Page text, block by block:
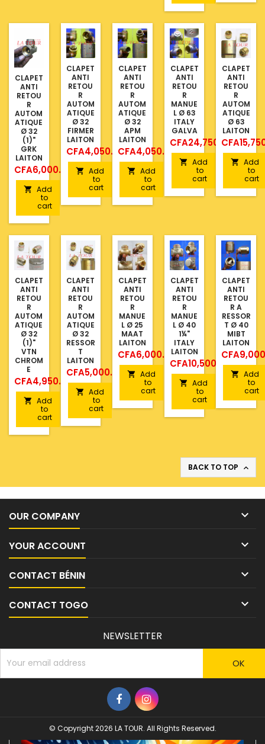
CLAPET
ANTI
RETOU
R
AUTOM
ATIQUE
Ø 32
(1)"
GRK
LAITON
Price
CFA6,000.00
 Add
to
cart
CLAPET
ANTI
RETOU
R
AUTOM
ATIQUE
Ø 32
FIRMER
LAITON
Price
CFA4,050.00
 Add
to
cart
CLAPET
ANTI
RETOU
R
AUTOM
ATIQUE
Ø 32
APM
LAITON
Price
CFA4,050.00

Add
to
cart
CLAPET
ANTI
RETOU
R
MANUE
L Ø 63
ITALY
GALVA
Price
CFA24,750.00
 Add
to
cart
CLAPET
ANTI
RETOU
R
AUTOM
ATIQUE
Ø 63
LAITON
Price

Add
to
cart
CLAPET
ANTI
RETOU
R
AUTOM
ATIQUE
Ø 32
(1)"
VTN
CHROM
E
Price
CFA4,950.00
 Add
to
cart
CLAPET
ANTI
RETOU
R
AUTOM
ATIQUE
Ø 32
RESSOR
T
LAITON
Price
CFA5,000.00
 Add
to
cart
CLAPET
ANTI
RETOU
R
MANUE
L Ø 25
MAAT
LAITON
Price
CFA6,000.00

Add
to
cart
CLAPET
ANTI
RETOU
R
MANUE
L Ø 40
1¼"
ITALY
LAITON
Price
CFA10,500.00
 Add
to
cart
CLAPET
ANTI
RETOU
R A
RESSOR
T Ø 40
MIBT
LAITON
Price

Add
to
cart
BACK TO TOP 
OUR COMPANY 
YOUR ACCOUNT 
CONTACT BÉNIN 
CONTACT TOGO 
NEWSLETTER
© Copyright 2026 LA TOUR. All Rights Reserved.